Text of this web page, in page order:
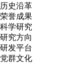
历史沿革
荣誉成果
科学研究
研究方向
研发平台
党群文化